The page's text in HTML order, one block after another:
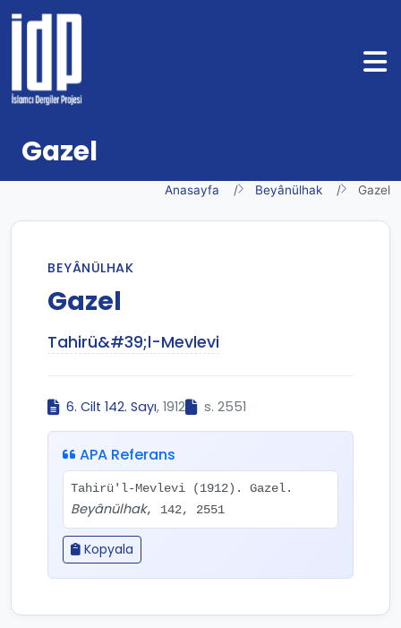
Gazel
Anasayfa Beyânülhak Gazel
BEYÂNÜLHAK
Gazel
Tahirü&#39;l-Mevlevi
6. Cilt 142. Sayı, 1912 s. 2551
APA Referans
Tahirü'l-Mevlevi (1912). Gazel.
Beyânülhak, 142, 2551
Kopyala